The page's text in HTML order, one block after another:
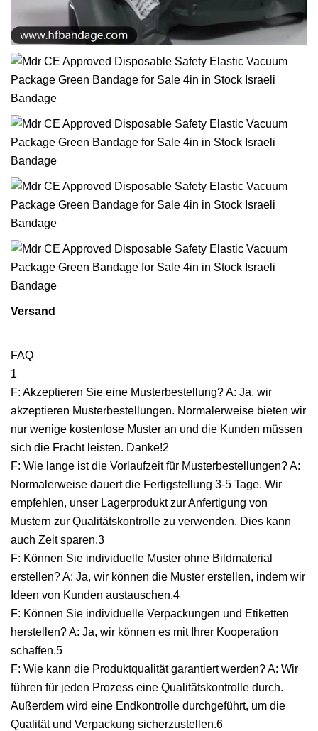
Versand
FAQ
1
F: Akzeptieren Sie eine Musterbestellung? A: Ja, wir
akzeptieren Musterbestellungen. Normalerweise bieten wir
nur wenige kostenlose Muster an und die Kunden müssen
sich die Fracht leisten. Danke!2
F: Wie lange ist die Vorlaufzeit für Musterbestellungen? A:
Normalerweise dauert die Fertigstellung 3-5 Tage. Wir
empfehlen, unser Lagerprodukt zur Anfertigung von
Mustern zur Qualitätskontrolle zu verwenden. Dies kann
auch Zeit sparen.3
F: Können Sie individuelle Muster ohne Bildmaterial
erstellen? A: Ja, wir können die Muster erstellen, indem wir
Ideen von Kunden austauschen.4
F: Können Sie individuelle Verpackungen und Etiketten
herstellen? A: Ja, wir können es mit Ihrer Kooperation
schaffen.5
F: Wie kann die Produktqualität garantiert werden? A: Wir
führen für jeden Prozess eine Qualitätskontrolle durch.
Außerdem wird eine Endkontrolle durchgeführt, um die
Qualität und Verpackung sicherzustellen.6